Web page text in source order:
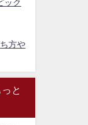
ック
方や
と